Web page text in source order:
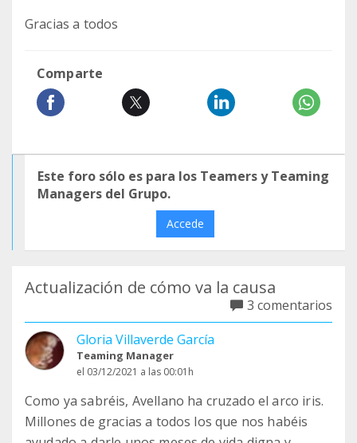
Gracias a todos
Comparte
Este foro sólo es para los Teamers y Teaming
Managers del Grupo.
Accede
Actualización de cómo va la causa
3 comentarios
Gloria Villaverde García
Teaming Manager
el 03/12/2021 a las 00:01h
Como ya sabréis, Avellano ha cruzado el arco iris.
Millones de gracias a todos los que nos habéis